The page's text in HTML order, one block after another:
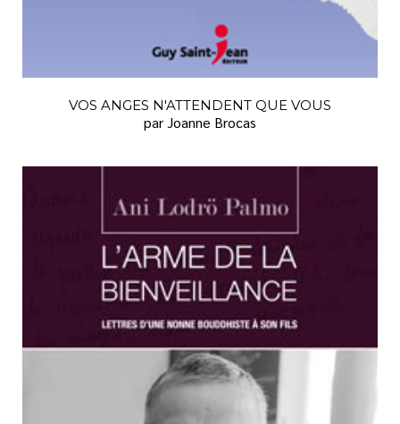
VOS ANGES N'ATTENDENT QUE VOUS
par Joanne Brocas